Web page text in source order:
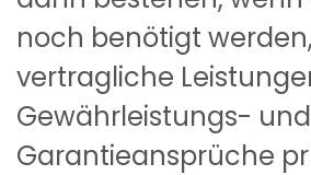
noch benötigt
vertragliche
Gewährleistungs-
Garantieansprüche